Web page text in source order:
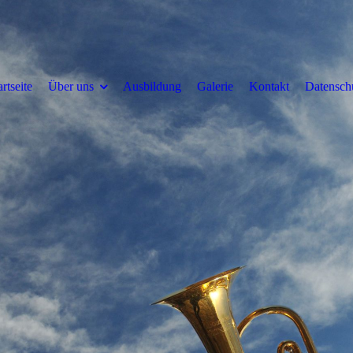
Über uns Ausbildung Galerie Kontakt